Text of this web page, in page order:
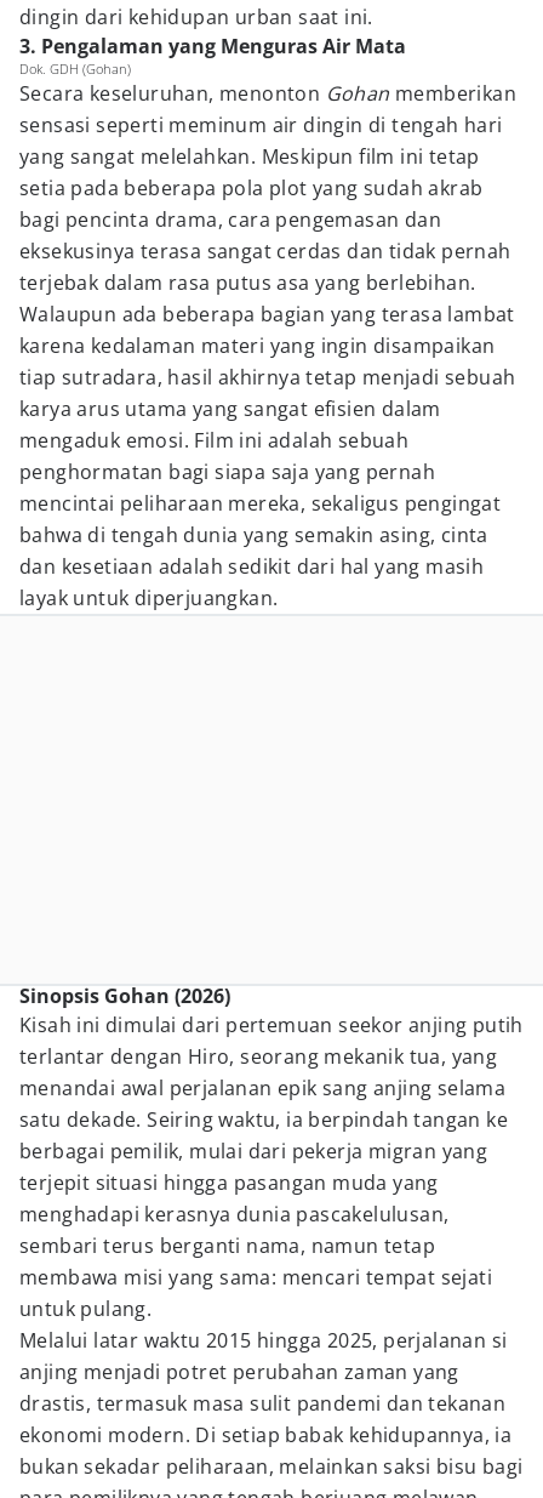
dingin dari kehidupan urban saat ini.
3. Pengalaman yang Menguras Air Mata
Dok. GDH (Gohan)
Secara keseluruhan, menonton Gohan memberikan
sensasi seperti meminum air dingin di tengah hari
yang sangat melelahkan. Meskipun film ini tetap
setia pada beberapa pola plot yang sudah akrab
bagi pencinta drama, cara pengemasan dan
eksekusinya terasa sangat cerdas dan tidak pernah
terjebak dalam rasa putus asa yang berlebihan.
Walaupun ada beberapa bagian yang terasa lambat
karena kedalaman materi yang ingin disampaikan
tiap sutradara, hasil akhirnya tetap menjadi sebuah
karya arus utama yang sangat efisien dalam
mengaduk emosi. Film ini adalah sebuah
penghormatan bagi siapa saja yang pernah
mencintai peliharaan mereka, sekaligus pengingat
bahwa di tengah dunia yang semakin asing, cinta
dan kesetiaan adalah sedikit dari hal yang masih
layak untuk diperjuangkan.
Sinopsis Gohan (2026)
Kisah ini dimulai dari pertemuan seekor anjing putih
terlantar dengan Hiro, seorang mekanik tua, yang
menandai awal perjalanan epik sang anjing selama
satu dekade. Seiring waktu, ia berpindah tangan ke
berbagai pemilik, mulai dari pekerja migran yang
terjepit situasi hingga pasangan muda yang
menghadapi kerasnya dunia pascakelulusan,
sembari terus berganti nama, namun tetap
membawa misi yang sama: mencari tempat sejati
untuk pulang.
Melalui latar waktu 2015 hingga 2025, perjalanan si
anjing menjadi potret perubahan zaman yang
drastis, termasuk masa sulit pandemi dan tekanan
ekonomi modern. Di setiap babak kehidupannya, ia
bukan sekadar peliharaan, melainkan saksi bisu bagi